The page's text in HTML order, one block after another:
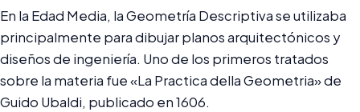
En la Edad Media, la Geometría Descriptiva se utilizaba
principalmente para dibujar planos arquitectónicos y
diseños de ingeniería. Uno de los primeros tratados
sobre la materia fue «La Practica della Geometria» de
Guido Ubaldi, publicado en 1606.